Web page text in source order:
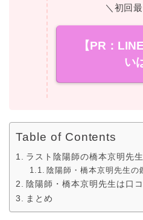
＼初回
【PR：
い
Table of Contents
ラスト陰陽師の橋本京明先
陰陽師・橋本京明先生の
陰陽師・橋本京明先生は口
まとめ